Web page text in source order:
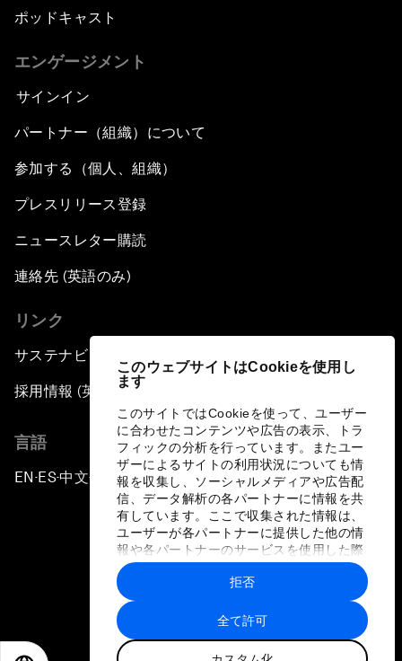
このウェブサイトはCookieを使用し
ます
このサイトではCookieを使って、ユーザー
に合わせたコンテンツや広告の表示、トラ
フィックの分析を行っています。またユー
ザーによるサイトの利用状況についても情
報を収集し、ソーシャルメディアや広告配
信、データ解析の各パートナーに情報を共
有しています。ここで収集された情報は、
ユーザーが各パートナーに提供した他の情
報や各パートナーのサービスを使用した際
に収集された情報と組み合わされ、各パー
トナーによって使用されることがありま
す。
全て許可
拒否
ポッドキャスト
エンゲージメント
サインイン
パートナー（組織）について
参加する（個人、組織）
プレスリリース登録
ニュースレター購読
連絡先 (英語のみ)
リンク
サステナビリティへの取り組み
採用情報 (英語のみ)
言語
EN ▪ES▪中文▪ 日本語
プライバシーポリシーと利用規約
サイトマップ